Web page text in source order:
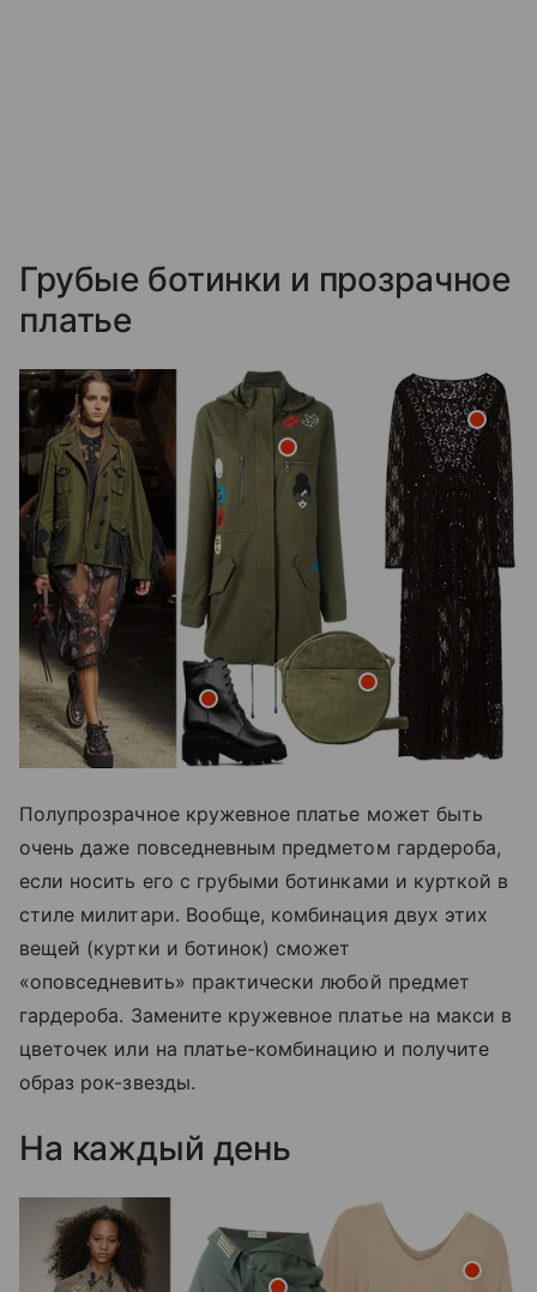
Грубые ботинки и прозрачное
платье
Полупрозрачное кружевное платье может быть
очень даже повседневным предметом гардероба,
если носить его с грубыми ботинками и курткой в
стиле милитари. Вообще, комбинация двух этих
вещей (куртки и ботинок) сможет
«оповседневить» практически любой предмет
гардероба. Замените кружевное платье на макси в
цветочек или на платье-комбинацию и получите
образ рок-звезды.
На каждый день